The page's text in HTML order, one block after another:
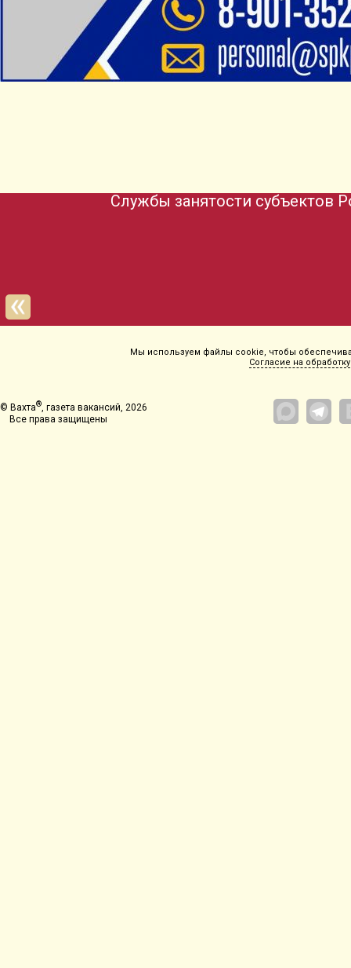
Службы занятости субъектов
Мы используем файлы cookie, чтобы
Согласие на обработку
© Вахта® , газета вакансий, 2026
Все права защищены